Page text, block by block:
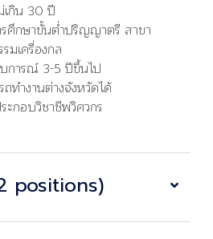
เกิน 30 ปี
ศึกษาขั้นต่ำปริญญาตรี สาขา
มเครื่องกล
การณ์ 3-5 ปีขึ้นไป
ถทำงานต่างจังหวัดได้
ะกอบวิชาชีพวิศวกร
positions)